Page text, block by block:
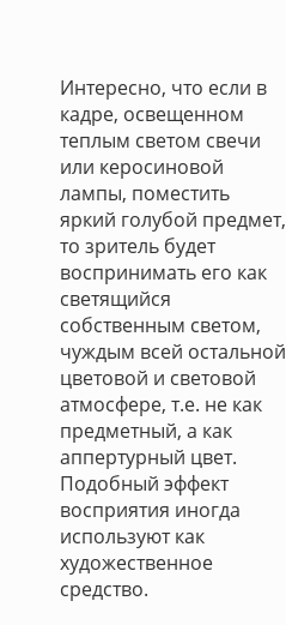
Интересно, что если в
кадре, освещенном
теплым светом свечи
или керосиновой
лампы, поместить
яркий голубой предмет,
то зритель будет
воспринимать его как
светящийся
собственным светом,
чуждым всей остальной
цветовой и световой
атмосфере, т.е. не как
предметный, а как
аппертурный цвет.
Подобный эффект
восприятия иногда
используют как
художественное
средство.